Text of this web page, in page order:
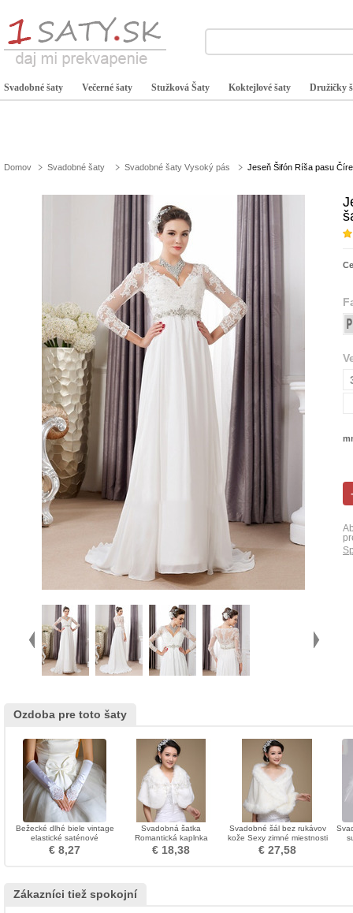
Svadobné šaty Večerné šaty Stužková Šaty Koktejlové šaty Družičky
Domov Svadobné šaty Svadobné šaty Vysoký pás Jeseň Šifón Ríša pasu
Ozdoba pre toto šaty
Bežecké dlhé biele vintage
elastické saténové
svadobné rukavice
€ 8,27
Svadobná šatka
Romantická kaplnka
Studená bez rukávov
Bowknot
€ 18,38
Svadobné šál bez rukávov
kože Sexy zimné miestnosti
€ 27,58
Zákazníci tiež spokojní